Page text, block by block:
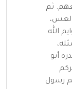
ثم
الله
أبو
رسول